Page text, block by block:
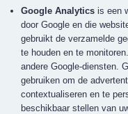
Google Analyticsis een
door Google en die
gebruikt de verzamelde
te houden en te
andere Google-diensten.
gebruiken om de
contextualiseren en te
beschikbaar stellen van